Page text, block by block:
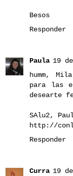
Besos
Responder
Paula 19
humm,
para las
desearte
SAlu2,
http://
Responder
Curra 19